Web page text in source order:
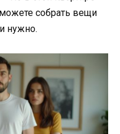
собрать вещи
нужно.